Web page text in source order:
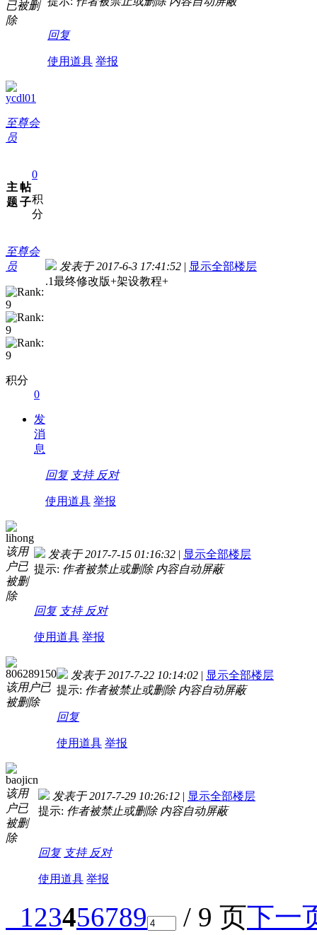
已被删
除
回复
使用道具 举报
ycdl01
至尊会
员
主
题
帖
子
0
积
分
至尊会
员
积分
0
发
消
息
发表于 2017-6-3 17:41:52 | 显示全部楼层
.1最终修改版+架设教程+
回复 支持 反对
使用道具 举报
lihong
该用
户已
被删
除
发表于 2017-7-15 01:16:32 | 显示全部楼层
提示: 作者被禁止或删除 内容自动屏蔽
回复 支持 反对
使用道具 举报
806289150
该用户已
被删除
发表于 2017-7-22 10:14:02 | 显示全部楼层
提示: 作者被禁止或删除 内容自动屏蔽
回复
使用道具 举报
baojicn
该用
户已
被删
除
发表于 2017-7-29 10:26:12 | 显示全部楼层
提示: 作者被禁止或删除 内容自动屏蔽
回复 支持 反对
使用道具 举报
1 23456789 / 9 页下一